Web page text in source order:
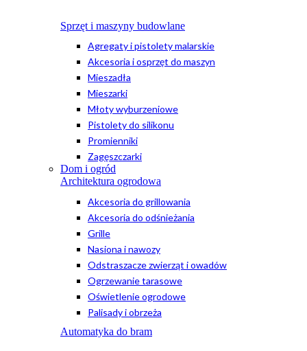
Sprzęt i maszyny budowlane
Agregaty i pistolety malarskie
Akcesoria i osprzęt do maszyn
Mieszadła
Mieszarki
Młoty wyburzeniowe
Pistolety do silikonu
Promienniki
Zagęszczarki
Dom i ogród
Architektura ogrodowa
Akcesoria do grillowania
Akcesoria do odśnieżania
Grille
Nasiona i nawozy
Odstraszacze zwierząt i owadów
Ogrzewanie tarasowe
Oświetlenie ogrodowe
Palisady i obrzeża
Automatyka do bram